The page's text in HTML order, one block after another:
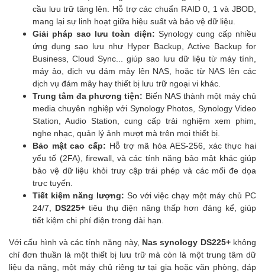
cầu lưu trữ tăng lên. Hỗ trợ các chuẩn RAID 0, 1 và JBOD,
mang lại sự linh hoạt giữa hiệu suất và bảo vệ dữ liệu.
Giải pháp sao lưu toàn diện: Synology cung cấp nhiều
ứng dụng sao lưu như Hyper Backup, Active Backup for
Business, Cloud Sync... giúp sao lưu dữ liệu từ máy tính,
máy ảo, dịch vụ đám mây lên NAS, hoặc từ NAS lên các
dịch vụ đám mây hay thiết bị lưu trữ ngoại vi khác.
Trung tâm đa phương tiện: Biến NAS thành một máy chủ
media chuyên nghiệp với Synology Photos, Synology Video
Station, Audio Station, cung cấp trải nghiệm xem phim,
nghe nhạc, quản lý ảnh mượt mà trên mọi thiết bị.
Bảo mật cao cấp: Hỗ trợ mã hóa AES-256, xác thực hai
yếu tố (2FA), firewall, và các tính năng bảo mật khác giúp
bảo vệ dữ liệu khỏi truy cập trái phép và các mối đe dọa
trực tuyến.
Tiết kiệm năng lượng: So với việc chạy một máy chủ PC
24/7, DS225+ tiêu thụ điện năng thấp hơn đáng kể, giúp
tiết kiệm chi phí điện trong dài hạn.
Với cấu hình và các tính năng này, Nas synology DS225+không
chỉ đơn thuần là một thiết bị lưu trữ mà còn là một trung tâm dữ
liệu đa năng, một máy chủ riêng tư tại gia hoặc văn phòng, đáp